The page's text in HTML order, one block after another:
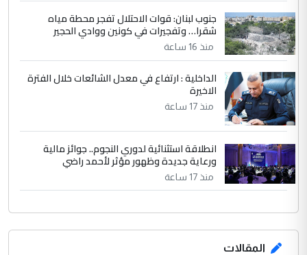
جنوب لبنان: قوات الاحتلال تفجر محطة مياه
شقرا… وتفجيرات في كونين ووادي الحجير
منذ 16 ساعة
الداخلية : ارتفاع في معدل الشائعات خلال الفترة
الاخيرة
منذ 17 ساعة
انطلاقة استثنائية لدوري النجوم.. جوائز مالية
ورعاية جديدة وظهور مؤثر لأحمد راضي
منذ 17 ساعة
المقالات